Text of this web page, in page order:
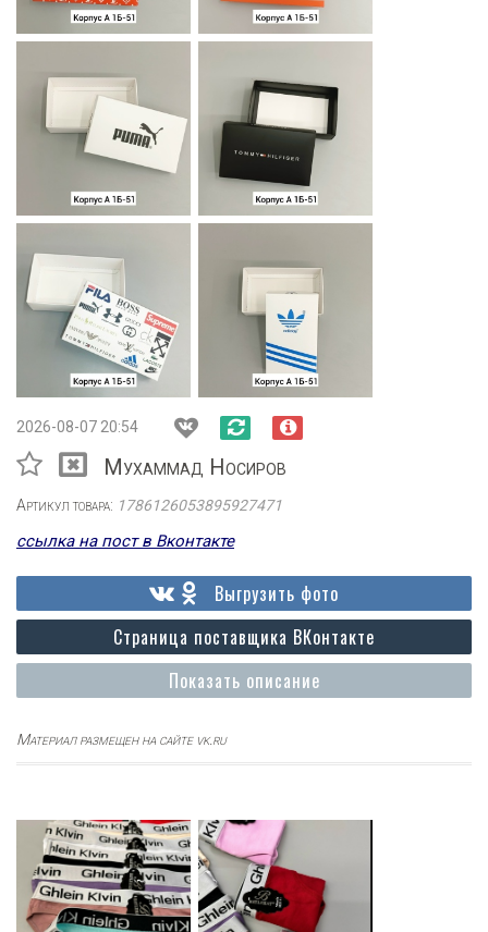
2026-08-07 20:54
Мухаммад Носиров
Артикул товара: 1786126053895927471
ссылка на пост в Вконтакте
Показать описание
Страница поставщика ВКонтакте
Выгрузить фото
Материал размещен на сайте vk.ru